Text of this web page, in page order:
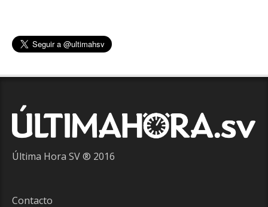
Última Hora SV ® 2016
Contacto